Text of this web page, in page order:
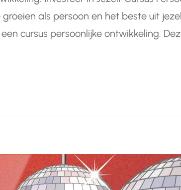
groeien als persoon en het beste uit
cursus persoonlijke ontwikkeling.
Tijdens…